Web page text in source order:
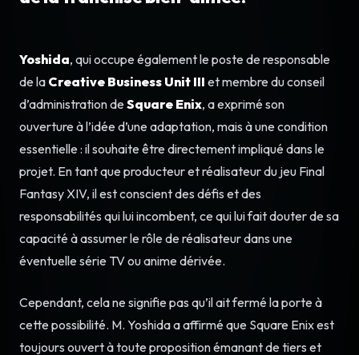
Yoshida, qui occupe également le poste de responsable
de la Creative Business Unit III et membre du conseil
d’administration deSquare Enix, a exprimé son
ouverture à l’idée d’une adaptation, mais à une condition
essentielle : il souhaite être directement impliqué dans le
projet. En tant que producteur et réalisateur du jeu Final
Fantasy XIV, il est conscient des défis et des
responsabilités qui lui incombent, ce qui lui fait douter de sa
capacité à assumer le rôle de réalisateur dans une
éventuelle série TV ou anime dérivée.
Cependant, cela ne signifie pas qu’il ait fermé la porte à
cette possibilité. M. Yoshida a affirmé que Square Enix est
toujours ouvert à toute proposition émanant de tiers et